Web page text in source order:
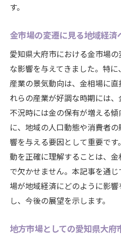
金相場の変遷を学び愛知
投資戦略を立てる
過去の事例から学ぶ
成功を収めるための
地元特有の市場戦略
経験から学ぶ効果的
金相場の歴史から未
持続可能な投資戦略
す。
金市場の変遷に見る地域経済
愛知県大府市における金市場
な影響を与えてきました。特
産業の景気動向は、金相場に
れらの産業が好調な時期には
不況時には金の保有が増える
に、地域の人口動態や消費者
響を与える要因として重要で
動を正確に理解することは、
で欠かせません。本記事を通
場が地域経済にどのように影
し、今後の展望を示します。
地方市場としての愛知県大府